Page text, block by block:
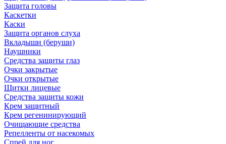
Защита головы
Каскетки
Каски
Защита органов слуха
Вкладыши (беруши)
Наушники
Средства защиты глаз
Очки закрытые
Очки открытые
Щитки лицевые
Средства защиты кожи
Крем защитный
Крем регенинирующий
Очищающие средства
Репелленты от насекомых
Спрей для ног